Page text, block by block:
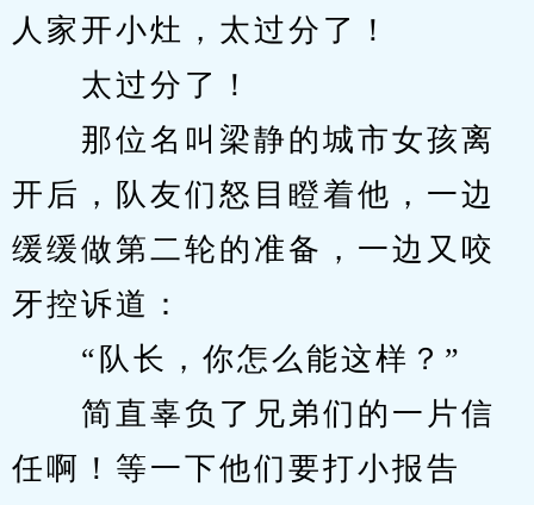
人家开小灶，太过分了！
太过分了！
那位名叫梁静的城市女孩离
开后，队友们怒目瞪着他，一边
缓缓做第二轮的准备，一边又咬
牙控诉道：
“队长，你怎么能这样？”
简直辜负了兄弟们的一片信
任啊！等一下他们要打小报告